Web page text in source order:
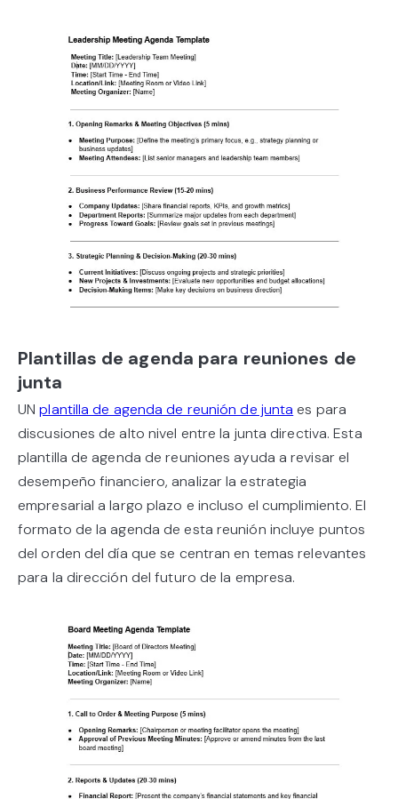
Plantillas de agenda para reuniones de
junta
UNplantilla de agenda de reunión de junta es para
discusiones de alto nivel entre la junta directiva. Esta
plantilla de agenda de reuniones ayuda a revisar el
desempeño financiero, analizar la estrategia
empresarial a largo plazo e incluso el cumplimiento. El
formato de la agenda de esta reunión incluye puntos
del orden del día que se centran en temas relevantes
para la dirección del futuro de la empresa.